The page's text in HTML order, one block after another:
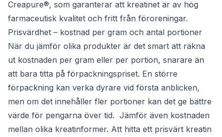
Creapure®, som garanterar att kreatinet är av hög
farmaceutisk kvalitet och fritt från föroreningar.
Prisvärdhet – kostnad per gram och antal portioner
När du jämför olika produkter är det smart att räkna
ut kostnaden per gram eller per portion, snarare än
att bara titta på förpackningspriset. En större
förpackning kan verka dyrare vid första anblicken,
men om det innehåller fler portioner kan det ge bättre
värde för pengarna över tid. Jämför även kostnaden
mellan olika kreatinformer. Att hitta ett prisvärt kreatin